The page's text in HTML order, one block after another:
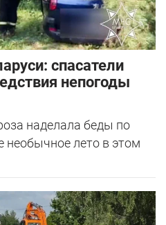
спасатели
непогоды
наделала беды по
необычное лето в этом